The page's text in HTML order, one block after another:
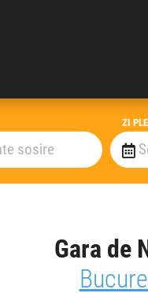
ZI
Gara de